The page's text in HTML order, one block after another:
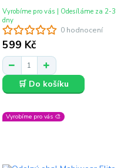
0 hodnocení
599 Kč
Vyrobíme pro vás | Odesíláme za 2-3
dny
🛒 Do košíku
Vyrobíme pro vás 🎨